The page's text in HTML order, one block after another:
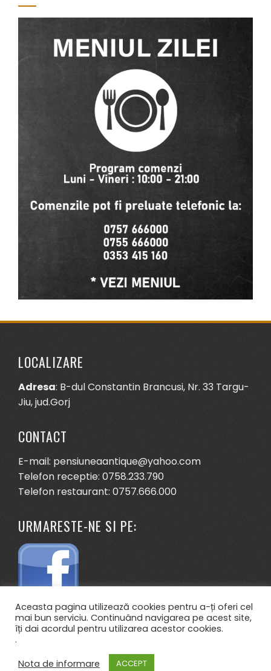
LOCALIZARE
Adresa: B-dul Constantin Brancusi, Nr. 33 Targu-
Jiu, jud.Gorj
CONTACT
E-mail: pensiuneaantique@yahoo.com
Telefon receptie: 0758.233.790
Telefon restaurant: 0757.666.000
URMARESTE-NE SI PE:
WordPress Theme - Total
Aceasta pagina utilizează cookies pentru a-ți oferi cel
mai bun serviciu. Continuând navigarea pe acest site,
îți dai acordul pentru utilizarea acestor cookies.
.
Nota de informare
ACCEPT